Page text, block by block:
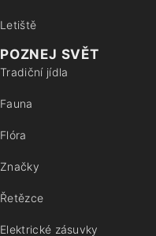
Letiště
POZNEJ SVĚT
Tradiční jídla
Fauna
Flóra
Značky
Řetězce
Elektrické zásuvky